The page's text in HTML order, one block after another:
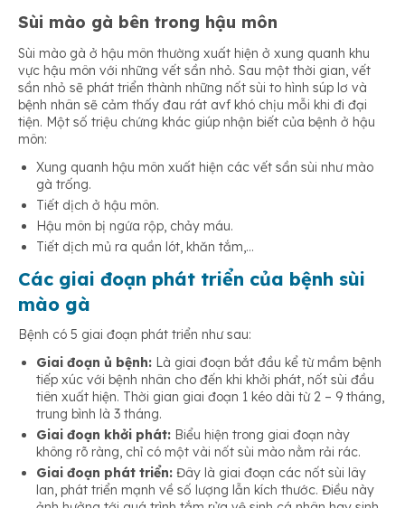
Sùi mào gà bên trong hậu môn
Sùi mào gà ở hậu môn thường xuất hiện ở xung quanh khu
vực hậu môn với những vết sần nhỏ. Sau một thời gian, vết
sần nhỏ sẽ phát triển thành những nốt sùi to hình súp lơ và
bệnh nhân sẽ cảm thấy đau rát avf khó chịu mỗi khi đi đại
tiện. Một số triệu chứng khác giúp nhận biết của bệnh ở hậu
môn:
Xung quanh hậu môn xuất hiện các vết sần sùi như mào
gà trống.
Tiết dịch ở hậu môn.
Hậu môn bị ngứa rộp, chảy máu.
Tiết dịch mủ ra quần lót, khăn tắm,…
Các giai đoạn phát triển của bệnh sùi
mào gà
Bệnh có 5 giai đoạn phát triển như sau:
Giai đoạn ủ bệnh: Là giai đoạn bắt đầu kể từ mầm bệnh
tiếp xúc với bệnh nhân cho đến khi khởi phát, nốt sùi đầu
tiên xuất hiện. Thời gian giai đoạn 1 kéo dài từ 2 – 9 tháng,
trung bình là 3 tháng.
Giai đoạn khởi phát: Biểu hiện trong giai đoạn này
không rõ ràng, chỉ có một vài nốt sùi mào nằm rải rác.
Giai đoạn phát triển: Đây là giai đoạn các nốt sùi lây
lan, phát triển mạnh về số lượng lẫn kích thước. Điều này